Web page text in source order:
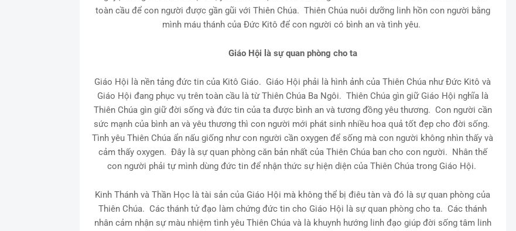
toàn cầu để con người được gần gũi với Thiên Chúa. Thiên Chúa nuôi dưỡng linh hồn con người bằng
mình máu thánh của Đức Kitô để con người có bình an và tình yêu.
Giáo Hội là sự quan phòng cho ta
Giáo Hội là nền tảng đức tin của Kitô Giáo. Giáo Hội phải là hình ảnh của Thiên Chúa như Đức Kitô và
Giáo Hội đang phục vụ trên toàn cầu là từ Thiên Chúa Ba Ngôi. Thiên Chúa gìn giữ Giáo Hội nghĩa là
Thiên Chúa gìn giữ đời sống và đức tin của ta được bình an và tương đồng yêu thương. Con người cần
sức mạnh của bình an và yêu thương thì con người mới phát sinh nhiều hoa quả tốt đẹp cho đời sống.
Tình yêu Thiên Chúa ẩn nấu giống như con người cần oxygen để sống mà con người không nhìn thấy và
cảm thấy oxygen. Đây là sự quan phòng căn bản nhất của Thiên Chúa ban cho con người. Nhân thế
con người phải tự mình dùng đức tin để nhận thức sự hiện diện của Thiên Chúa trong Giáo Hội.
Kinh Thánh và Thần Học là tài sản của Giáo Hội mà không thể bị điêu tàn và đó là sự quan phòng của
Thiên Chúa. Các thánh tử đạo làm chứng đức tin cho Giáo Hội là sự quan phòng cho ta. Các thánh
nhân cảm nhận sự màu nhiệm tình yêu Thiên Chúa và là khuynh hướng linh đạo giúp đời sống tâm linh